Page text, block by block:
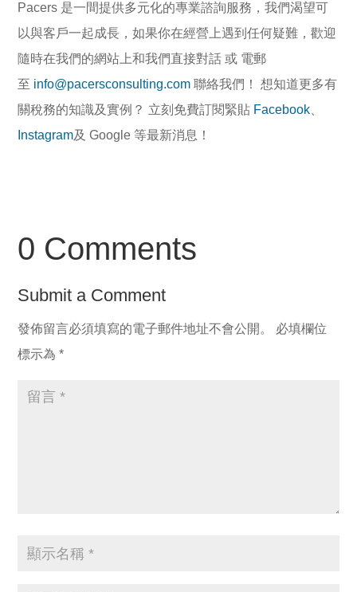
Pacers 是一間提供多元化的專業諮詢服務，我們渴望可
以與客戶一起成長，如果你在經營上遇到任何疑難，歡迎
隨時在我們的網站上和我們直接對話 或 電郵
至 info@pacersconsulting.com聯絡我們！ 想知道更多有
關稅務的知識及實例？ 立刻免費訂閱緊貼 Facebook
Instagram及 Google 等最新消息！
0 Comments
Submit a Comment
發佈留言必須填寫的電子郵件地址不會公開。
必填欄位
標示為*